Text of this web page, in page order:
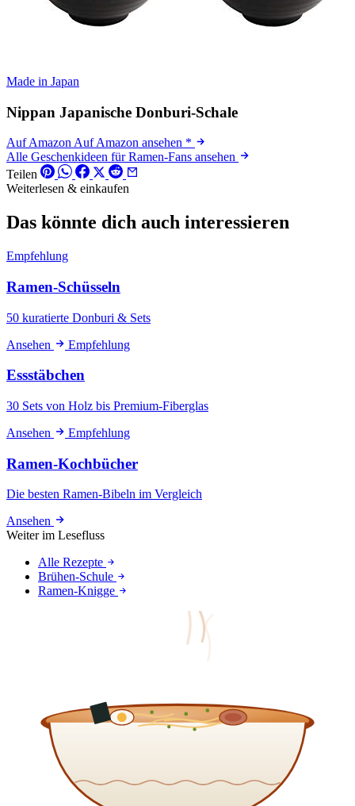
Made in Japan
Nippan Japanische Donburi-Schale
Auf Amazon Auf Amazon ansehen *
Alle Geschenkideen für Ramen-Fans ansehen
Teilen
Weiterlesen & einkaufen
Das könnte dich auch interessieren
Empfehlung
Ramen-Schüsseln
50 kuratierte Donburi & Sets
Ansehen
Empfehlung
Essstäbchen
30 Sets von Holz bis Premium-Fiberglas
Ansehen
Empfehlung
Ramen-Kochbücher
Die besten Ramen-Bibeln im Vergleich
Ansehen
Weiter im Lesefluss
Alle Rezepte
Brühen-Schule
Ramen-Knigge